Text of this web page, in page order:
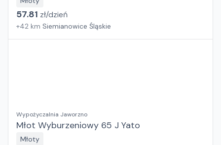
57.81 zł/dzień
+42 km Siemianowice Śląskie
Wypożyczalnia Jaworzno
Młot Wyburzeniowy 65 J Yato
Młoty